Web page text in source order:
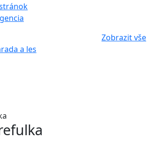
Zobrazit vše
a les